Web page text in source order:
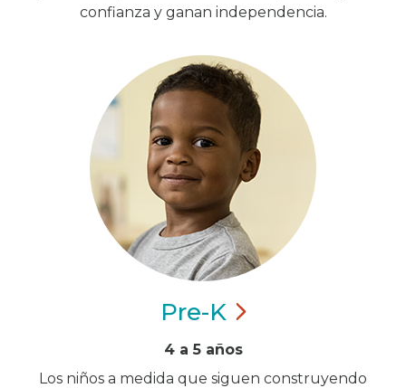
confianza y ganan independencia.
Pre-K
4 a 5 años
Los niños a medida que siguen construyendo